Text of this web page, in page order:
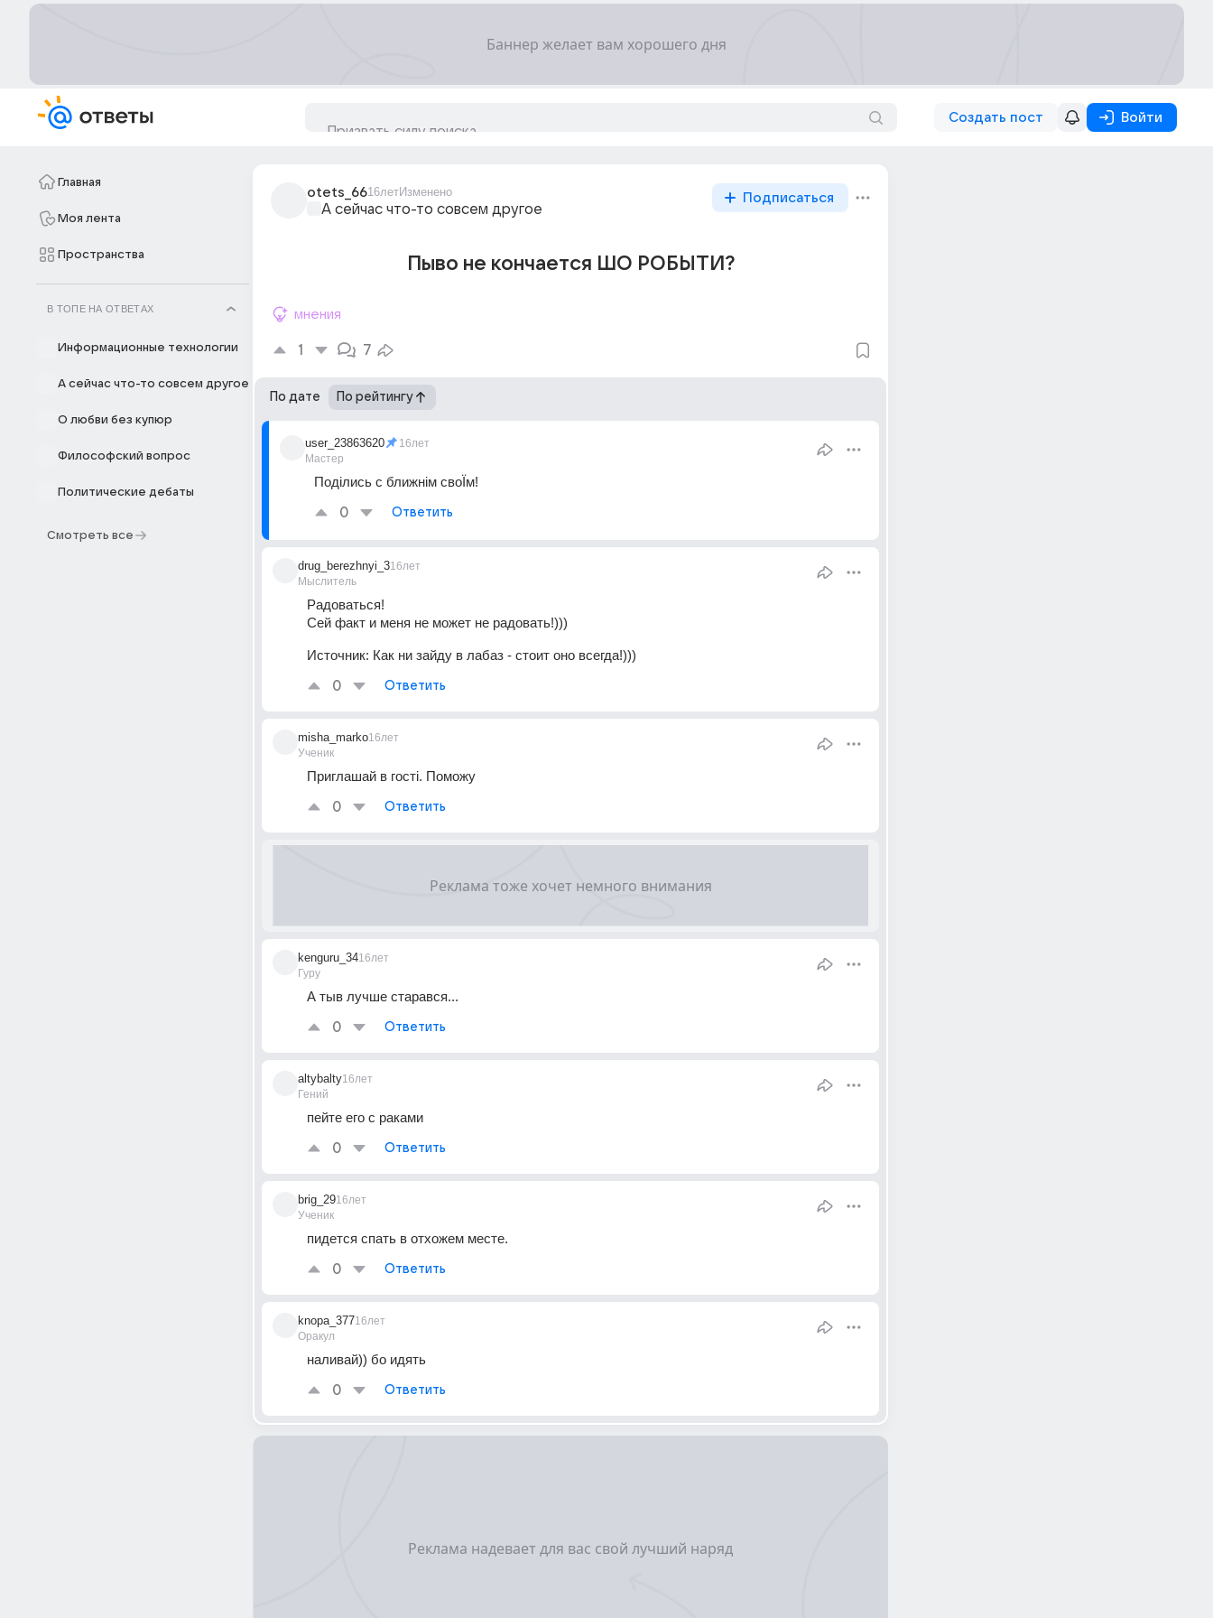
Создать пост Войти
Главная
Моя лента
Пространства
В ТОПЕ НА ОТВЕТАХ
Информационные технологии
А сейчас что-то совсем другое
О любви без купюр
Философский вопрос
Политические дебаты
Смотреть все
otets_6616летИзменено
А сейчас что-то совсем другое
Подписаться
Пыво не кончается ШО РОБЫТИ?
мнения
1 7
По дате По рейтингу
user_23863620
Мастер
16лет
Поділись с ближнім своЇм!
0 Ответить
drug_berezhnyi_3
Мыслитель
16лет
Радоваться!
Сей факт и меня не может не радовать!)))
Источник: Как ни зайду в лабаз - стоит оно всегда!)))
0 Ответить
misha_marko
Ученик
16лет
Приглашай в гості. Поможу
0 Ответить
kenguru_34
Гуру
16лет
А тыв лучше старався...
0 Ответить
altybalty
Гений
16лет
пейте его с раками
0 Ответить
brig_29
Ученик
16лет
пидется спать в отхожем месте.
0 Ответить
knopa_377
Оракул
16лет
наливай)) бо идять
0 Ответить